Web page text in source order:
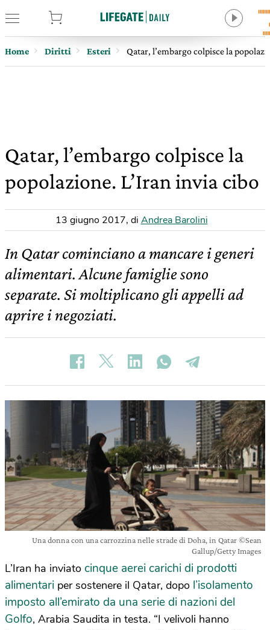
Home Diritti Esteri Qatar, l’embargo colpisce la
Qatar, l’embargo colpisce la
popolazione. L’Iran invia cibo
13 giugno 2017, di Andrea Barolini
In Qatar cominciano a mancare i generi
alimentari. Alcune famiglie sono
separate. Si moltiplicano gli appelli ad
aprire i negoziati.
Una donna con una carrozzina nelle strade di Doha, in Qatar ©Sean
Gallup/Getty Images
L’Iran ha inviato cinque aerei carichi di prodotti
alimentari per sostenere il Qatar, dopo l’isolamento
imposto all’emirato da una serie di nazioni del
Golfo, Arabia Saudita in testa. “I velivoli hanno